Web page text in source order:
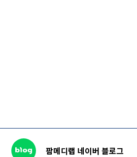
팜메디랩 네이버 블로그